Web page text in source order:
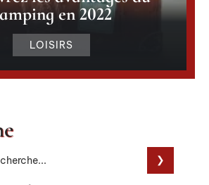
en 2022
LOISIRS